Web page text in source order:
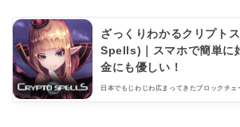
ざっくりわかるクリプト
Spells)｜スマホで簡単に
金にも優しい！
日本でもじわじわ広まってきたブロックチ